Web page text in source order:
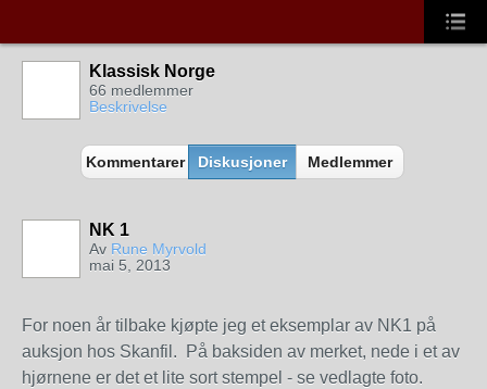
Klassisk Norge
66 medlemmer
Beskrivelse
Kommentarer Diskusjoner Medlemmer
NK 1
Av Rune Myrvold
mai 5, 2013
For noen år tilbake kjøpte jeg et eksemplar av NK1 på
auksjon hos Skanfil. På baksiden av merket, nede i et av
hjørnene er det et lite sort stempel - se vedlagte foto.